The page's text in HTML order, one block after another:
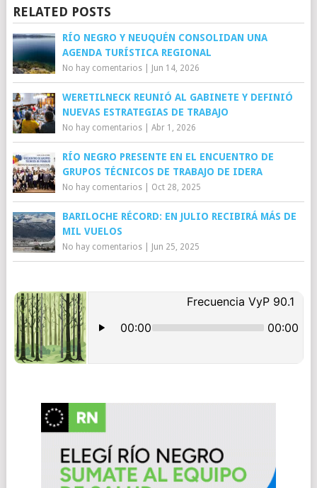
RELATED POSTS
RÍO NEGRO Y NEUQUÉN CONSOLIDAN UNA
AGENDA TURÍSTICA REGIONAL
No hay comentarios| Jun 14, 2026
WERETILNECK REUNIÓ AL GABINETE Y DEFINIÓ
NUEVAS ESTRATEGIAS DE TRABAJO
No hay comentarios| Abr 1, 2026
RÍO NEGRO PRESENTE EN EL ENCUENTRO DE
GRUPOS TÉCNICOS DE TRABAJO DE IDERA
No hay comentarios| Oct 28, 2025
BARILOCHE RÉCORD: EN JULIO RECIBIRÁ MÁS DE
MIL VUELOS
No hay comentarios| Jun 25, 2025